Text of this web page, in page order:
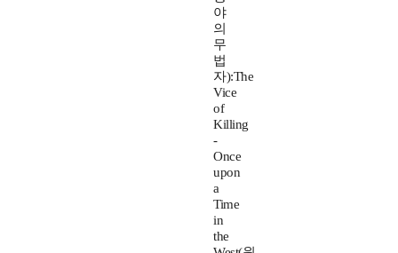
야
의
무
법
자):The
Vice
of
Killing
-
Once
upon
a
Time
in
the